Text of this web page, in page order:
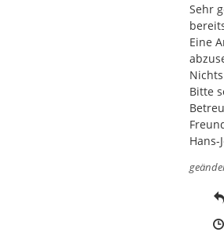
Sehr
Eine
Bitte
Hans-